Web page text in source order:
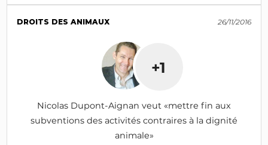
DROITS DES ANIMAUX 26/11/2016
+1
Nicolas Dupont-Aignan veut «mettre fin aux
subventions des activités contraires à la dignité
animale»